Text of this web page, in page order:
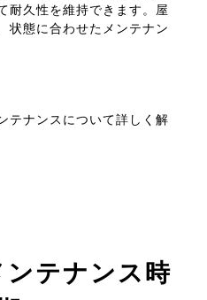
製
耐久性を維持できます。屋
状態に合わせたメンテナン
テナンスについて詳しく解
ンテナンス時